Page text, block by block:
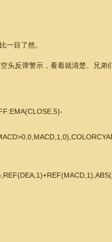
一目了然。
头反弹警示，看着就清楚。兄弟